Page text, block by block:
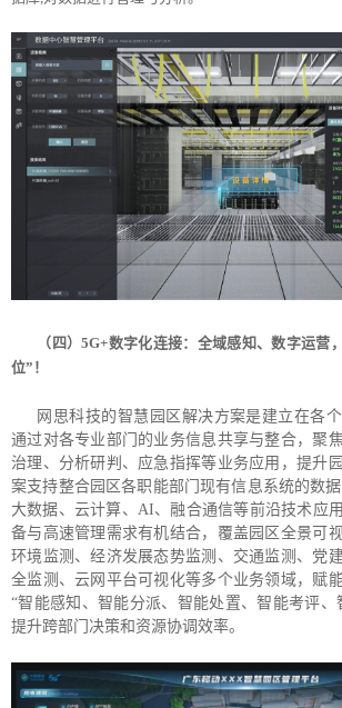
（四）5G+数字化连接： 全域感知、数字运营
位”！
网思科技的智慧园区解决方案是建立在各
通过对各专业部门的业务信息共享与整合，聚
治理、分析研判、应急指挥等业务应用，提升
案支持整合园区各职能部门现有信息系统的数据
大数据、云计算、AI、融合通信等前沿技术应
备与高速管理需求有机结合，覆盖园区全景可
环境监测、经济发展态势监测、交通监测、党
全监测、云网平台可视化等多个业务领域，赋
“智能感知、智能分派、智能处置、智能考评、
提升跨部门决策和资源协调效率。